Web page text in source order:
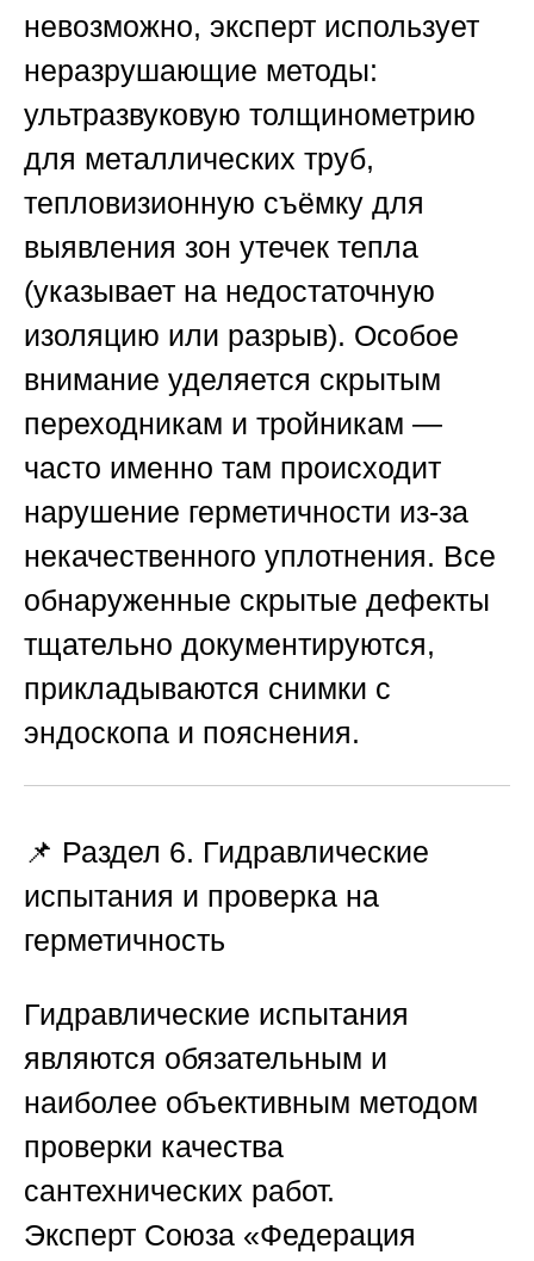
невозможно, эксперт использует
неразрушающие методы:
ультразвуковую толщинометрию
для металлических труб,
тепловизионную съёмку для
выявления зон утечек тепла
(указывает на недостаточную
изоляцию или разрыв). Особое
внимание уделяется скрытым
переходникам и тройникам —
часто именно там происходит
нарушение герметичности из-за
некачественного уплотнения. Все
обнаруженные скрытые дефекты
тщательно документируются,
прикладываются снимки с
эндоскопа и пояснения.
📌 Раздел 6. Гидравлические
испытания и проверка на
герметичность
Гидравлические испытания
являются обязательным и
наиболее объективным методом
проверки качества
сантехнических работ.
Эксперт Союза «Федерация